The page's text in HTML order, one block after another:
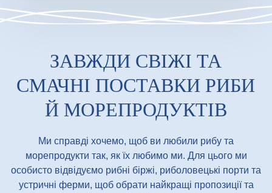
ЗАВЖДИ СВІЖІ ТА
СМАЧНІ ПОСТАВКИ РИБИ
Й МОРЕПРОДУКТІВ
Ми справді хочемо, щоб ви любили рибу та
морепродукти так, як їх любимо ми. Для цього ми
особисто відвідуємо рибні біржі, риболовецькі порти та
устричні ферми, щоб обрати найкращі пропозиції та